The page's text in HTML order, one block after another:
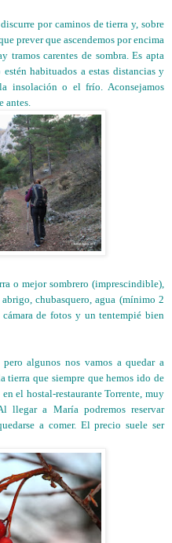
por caminos de tierra y, sobre
prever que ascendemos por encima
carentes de sombra. Es apta
habituados a estas distancias y
insolación o el frío. Aconsejamos
antes.
o mejor sombrero (imprescindible),
chubasquero, agua (mínimo 2
de fotos y un tentempié bien
algunos nos vamos a quedar a
tierra que siempre que hemos ido de
el hostal-restaurante Torrente, muy
llegar a María podremos reservar
a comer. El precio suele ser